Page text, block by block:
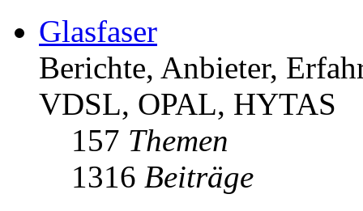
Glasfaser
Berichte, Anbieter,
VDSL, OPAL, HYTAS
157 Themen
1316 Beiträge